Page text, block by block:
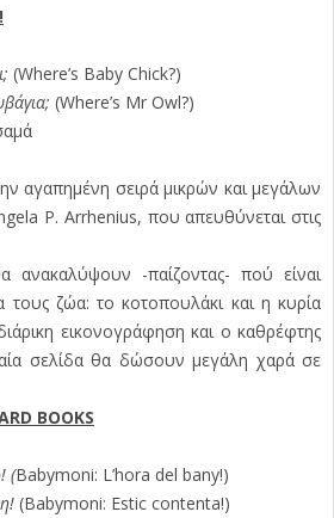
(Where’s Baby Chick?)
(Where’s Mr Owl?)
αγαπημένη σειρά μικρών και μεγάλων
P. Arrhenius, που απευθύνεται στις
ανακαλύψουν -παίζοντας- πού είναι
τους ζώα: το κοτοπουλάκι και η κυρία
εικονογράφηση και ο καθρέφτης
σελίδα θα δώσουν μεγάλη χαρά σε
BOOKS
(Babymoni: L’hora del bany!)
(Babymoni: Estic contenta!)